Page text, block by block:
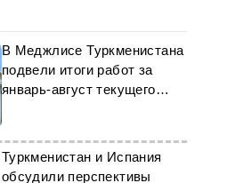
В Меджлисе Туркменистана
подвели итоги работ за
январь-август текущего
Туркменистан и Испания
обсудили перспективы